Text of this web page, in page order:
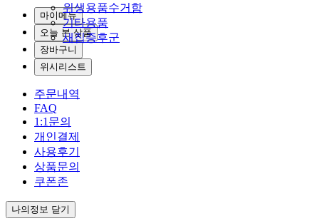
위생용품수거함
기타용품
새집증후군
마이메뉴
오늘 본 상품
장바구니
위시리스트
주문내역
FAQ
1:1문의
개인결제
사용후기
상품문의
쿠폰존
나의정보 닫기